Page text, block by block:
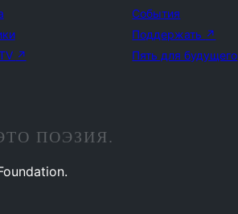
↗
События
Поддержать ↗
Пять для будущего
ПОЭЗИЯ.